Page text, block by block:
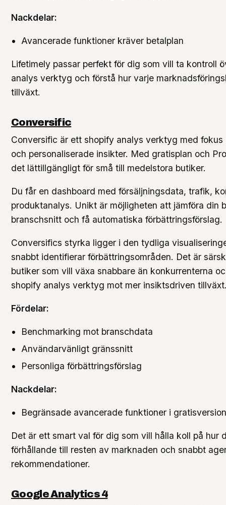
Nackdelar:
Avancerade funktioner kräver betalplan
Lifetimely passar perfekt för dig som vill ta kontroll
analys verktyg och förstå hur varje
tillväxt.
Conversific
Conversific är ett shopify analys verktyg med fokus
och personaliserade insikter. Med gratisplan och
det lättillgängligt för små till medelstora butiker.
Du får en dashboard med försäljningsdata, trafik,
produktanalys. Unikt är möjligheten att jämföra din
branschsnitt och få automatiska förbättringsförslag.
Conversifics styrka ligger i den tydliga
snabbt identifierar förbättringsområden. Det är
butiker som vill växa snabbare än konkurrenterna
shopify analys verktyg mot mer insiktsdriven
Fördelar:
Benchmarking mot branschdata
Användarvänligt gränssnitt
Personliga förbättringsförslag
Nackdelar:
Begränsade avancerade funktioner i
Det är ett smart val för dig som vill hålla koll på hur
förhållande till resten av marknaden och snabbt
rekommendationer.
Google Analytics 4